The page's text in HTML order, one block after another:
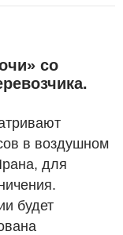
со
в воздушном
для
будет